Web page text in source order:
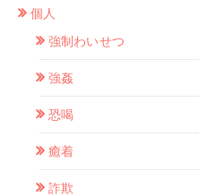
個人
強制わいせつ
強姦
恐喝
癒着
詐欺